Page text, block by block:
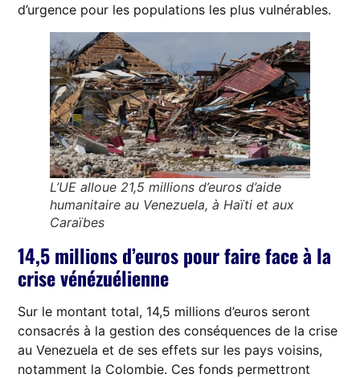
d’urgence pour les populations les plus vulnérables.
L’UE alloue 21,5 millions d’euros d’aide
humanitaire au Venezuela, à Haïti et aux
Caraïbes
14,5 millions d’euros pour faire face à la
crise vénézuélienne
Sur le montant total, 14,5 millions d’euros seront
consacrés à la gestion des conséquences de la crise
au Venezuela et de ses effets sur les pays voisins,
notamment la Colombie. Ces fonds permettront